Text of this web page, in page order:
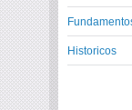
Historicos